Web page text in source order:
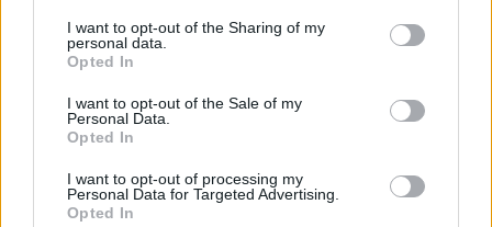
I want to opt-out of the Sharing of my
personal data.
Opted In
I want to opt-out of the Sale of my
Personal Data.
Opted In
I want to opt-out of processing my
Personal Data for Targeted Advertising.
Opted In
5